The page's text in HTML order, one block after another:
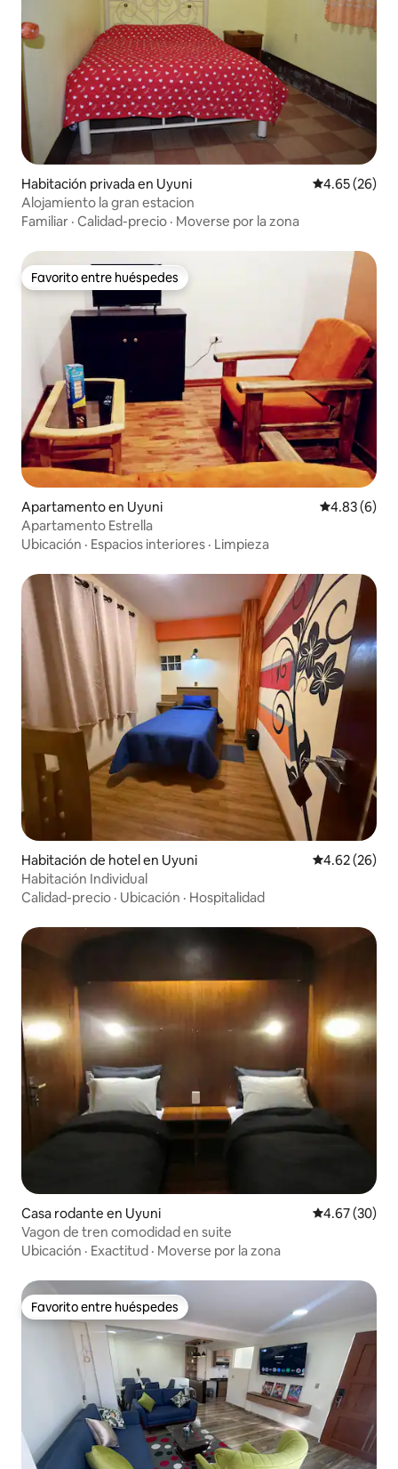
Habitación privada en Uyuni Calificación
4.65 (26)
Alojamiento la gran estacion
Familiar · Calidad-precio · Moverse por la zona
Favorito entre huéspedes
Favorito entre huéspedes
Apartamento en Uyuni Calificación
4.83 (6)
Apartamento Estrella
Ubicación · Espacios interiores · Limpieza
Habitación de hotel en Uyuni Calificación
4.62 (26)
Habitación Individual
Calidad-precio · Ubicación · Hospitalidad
Casa rodante en Uyuni Calificación
4.67 (30)
Vagon de tren comodidad en suite
Ubicación · Exactitud · Moverse por la zona
Favorito entre huéspedes
Favorito entre huéspedes